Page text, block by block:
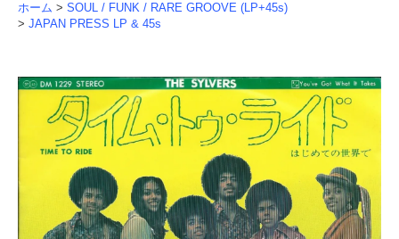
ホーム > SOUL / FUNK / RARE GROOVE (LP+45s)
> JAPAN PRESS LP & 45s